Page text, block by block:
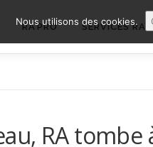
RA’PRO SERVICES
RA tombe
Nous utilisons des cookies.